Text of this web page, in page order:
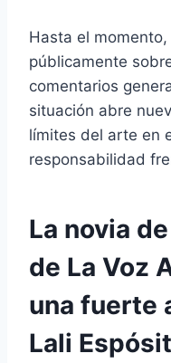
Hasta el
públicamente
comentarios
situación abre
límites del arte en
responsabilidad
La novia
de La Voz
una fuerte
Lali